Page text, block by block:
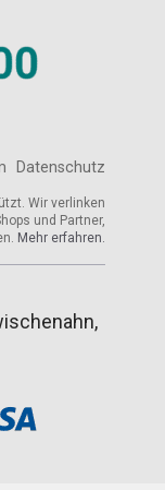
Datenschutz
Wir verlinken
und Partner,
Mehr erfahren.